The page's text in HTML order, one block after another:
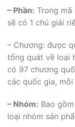
– Phần: Trong
sẽ có 1 chú giải
– Chương: được
tổng quát về loại
có 97 chương
các quốc gia,
– Nhóm: Bao
loại nhóm sản